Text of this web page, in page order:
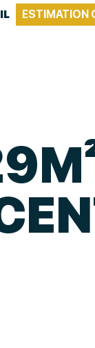
ESTIMATION